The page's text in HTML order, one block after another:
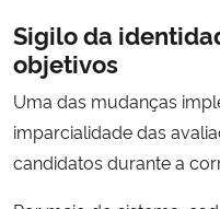
Sigilo da
objetivos
Uma das mudanças
imparcialidade das
candidatos durante a